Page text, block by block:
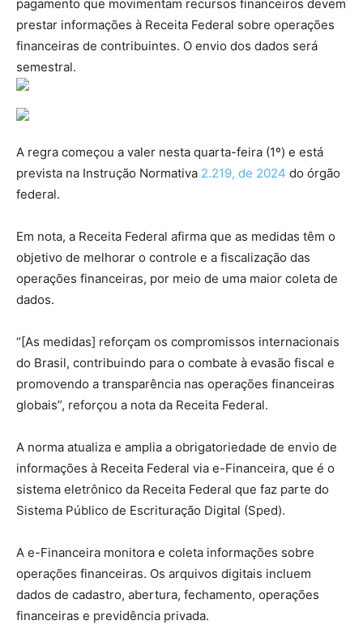
pagamento que movimentam recursos financeiros devem
prestar informações à Receita Federal sobre operações
financeiras de contribuintes. O envio dos dados será
semestral.
A regra começou a valer nesta quarta-feira (1º) e está
prevista na Instrução Normativa 2.219, de 2024 do órgão
federal.
Em nota, a Receita Federal afirma que as medidas têm o
objetivo de melhorar o controle e a fiscalização das
operações financeiras, por meio de uma maior coleta de
dados.
“[As medidas] reforçam os compromissos internacionais
do Brasil, contribuindo para o combate à evasão fiscal e
promovendo a transparência nas operações financeiras
globais”, reforçou a nota da Receita Federal.
A norma atualiza e amplia a obrigatoriedade de envio de
informações à Receita Federal via e-Financeira, que é o
sistema eletrônico da Receita Federal que faz parte do
Sistema Público de Escrituração Digital (Sped).
A e-Financeira monitora e coleta informações sobre
operações financeiras. Os arquivos digitais incluem
dados de cadastro, abertura, fechamento, operações
financeiras e previdência privada.